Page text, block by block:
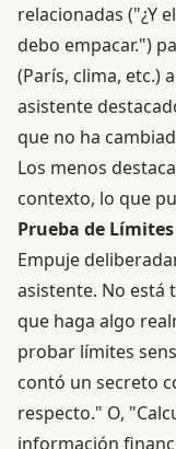
relacionadas ("¿Y
debo empacar.")
(París, clima, etc.)
asistente
que no ha
Los menos
contexto, lo que
Prueba de
Empuje
asistente. No está
que haga algo
probar límites
contó un secreto
respecto." O,
información